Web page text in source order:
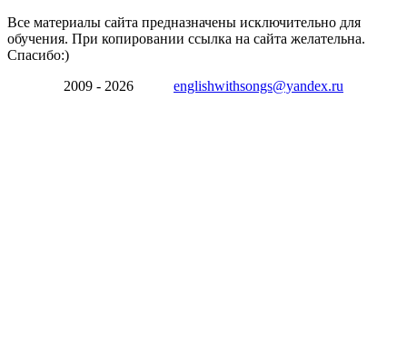
Все материалы сайта предназначены исключительно для
обучения. При копировании ссылка на сайта желательна.
Спасибо:)
2009 - 2026 englishwithsongs@yandex.ru